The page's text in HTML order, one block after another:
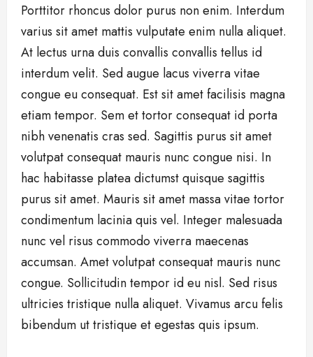
Porttitor rhoncus dolor purus non enim. Interdum
varius sit amet mattis vulputate enim nulla aliquet.
At lectus urna duis convallis convallis tellus id
interdum velit. Sed augue lacus viverra vitae
congue eu consequat. Est sit amet facilisis magna
etiam tempor. Sem et tortor consequat id porta
nibh venenatis cras sed. Sagittis purus sit amet
volutpat consequat mauris nunc congue nisi. In
hac habitasse platea dictumst quisque sagittis
purus sit amet. Mauris sit amet massa vitae tortor
condimentum lacinia quis vel. Integer malesuada
nunc vel risus commodo viverra maecenas
accumsan. Amet volutpat consequat mauris nunc
congue. Sollicitudin tempor id eu nisl. Sed risus
ultricies tristique nulla aliquet. Vivamus arcu felis
bibendum ut tristique et egestas quis ipsum.